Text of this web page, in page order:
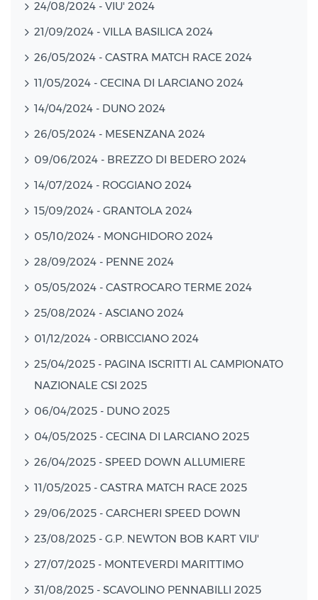
24/08/2024 - VIU' 2024
21/09/2024 - VILLA BASILICA 2024
26/05/2024 - CASTRA MATCH RACE 2024
11/05/2024 - CECINA DI LARCIANO 2024
14/04/2024 - DUNO 2024
26/05/2024 - MESENZANA 2024
09/06/2024 - BREZZO DI BEDERO 2024
14/07/2024 - ROGGIANO 2024
15/09/2024 - GRANTOLA 2024
05/10/2024 - MONGHIDORO 2024
28/09/2024 - PENNE 2024
05/05/2024 - CASTROCARO TERME 2024
25/08/2024 - ASCIANO 2024
01/12/2024 - ORBICCIANO 2024
25/04/2025 - PAGINA ISCRITTI AL CAMPIONATO
NAZIONALE CSI 2025
06/04/2025 - DUNO 2025
04/05/2025 - CECINA DI LARCIANO 2025
26/04/2025 - SPEED DOWN ALLUMIERE
11/05/2025 - CASTRA MATCH RACE 2025
29/06/2025 - CARCHERI SPEED DOWN
23/08/2025 - G.P. NEWTON BOB KART VIU'
27/07/2025 - MONTEVERDI MARITTIMO
31/08/2025 - SCAVOLINO PENNABILLI 2025